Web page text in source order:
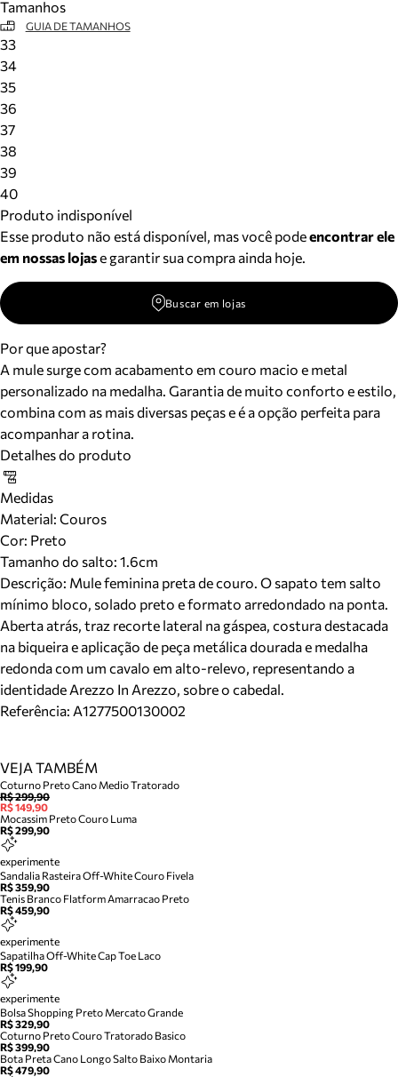
Tamanhos
GUIA DE TAMANHOS
33
34
35
36
37
38
39
40
Produto indisponível
Esse produto não está disponível, mas você podeencontrar ele
em nossas lojase garantir sua compra ainda hoje.
Buscar em lojas
Por que apostar?
A mule surge com acabamento em couro macio e metal
personalizado na medalha. Garantia de muito conforto e estilo,
combina com as mais diversas peças e é a opção perfeita para
acompanhar a rotina.
Detalhes do produto
Medidas
Material: Couros
Cor: Preto
Tamanho do salto: 1.6cm
Descrição: Mule feminina preta de couro. O sapato tem salto
mínimo bloco, solado preto e formato arredondado na ponta.
Aberta atrás, traz recorte lateral na gáspea, costura destacada
na biqueira e aplicação de peça metálica dourada e medalha
redonda com um cavalo em alto-relevo, representando a
identidade Arezzo In Arezzo, sobre o cabedal.
Referência: A1277500130002
VEJA TAMBÉM
Coturno Preto Cano Medio Tratorado
R$ 299,90
R$ 149,90
Mocassim Preto Couro Luma
R$ 299,90
experimente
Sandalia Rasteira Off-White Couro Fivela
R$ 359,90
Tenis Branco Flatform Amarracao Preto
R$ 459,90
experimente
Sapatilha Off-White Cap Toe Laco
R$ 199,90
experimente
Bolsa Shopping Preto Mercato Grande
R$ 329,90
Coturno Preto Couro Tratorado Basico
R$ 399,90
Bota Preta Cano Longo Salto Baixo Montaria
R$ 479,90